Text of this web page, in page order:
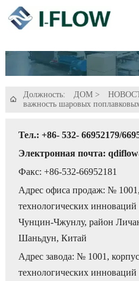

Должность: ДОМ>
важность шаровых
Тел.: +86- 532- 66952179/
Электронная почта:
Факс: +86-532-66952181
Адрес офиса продаж: №
технологических
Чунцин-Чжунлу, район
Шаньдун, Китай
Адрес завода: № 1001,
технологических